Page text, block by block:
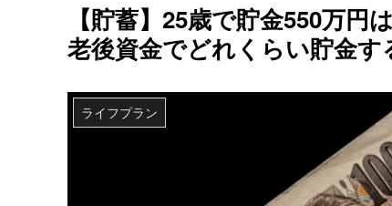
【貯蓄】25歳で貯金550万円
老後資金でどれくらい貯金
ライフプラン